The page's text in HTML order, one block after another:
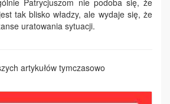
Patrycjuszom nie podoba się, że
tak blisko władzy, ale wydaje się, że
uratowania sytuacji.
artykułów tymczasowo